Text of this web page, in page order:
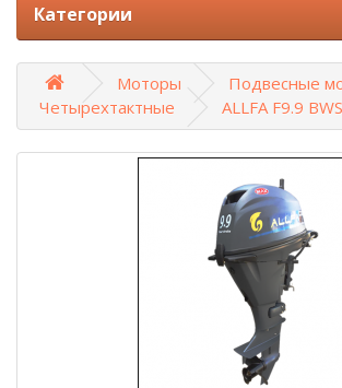
Категории
Моторы
Подвесные
Четырехтактные
ALLFA F9.9